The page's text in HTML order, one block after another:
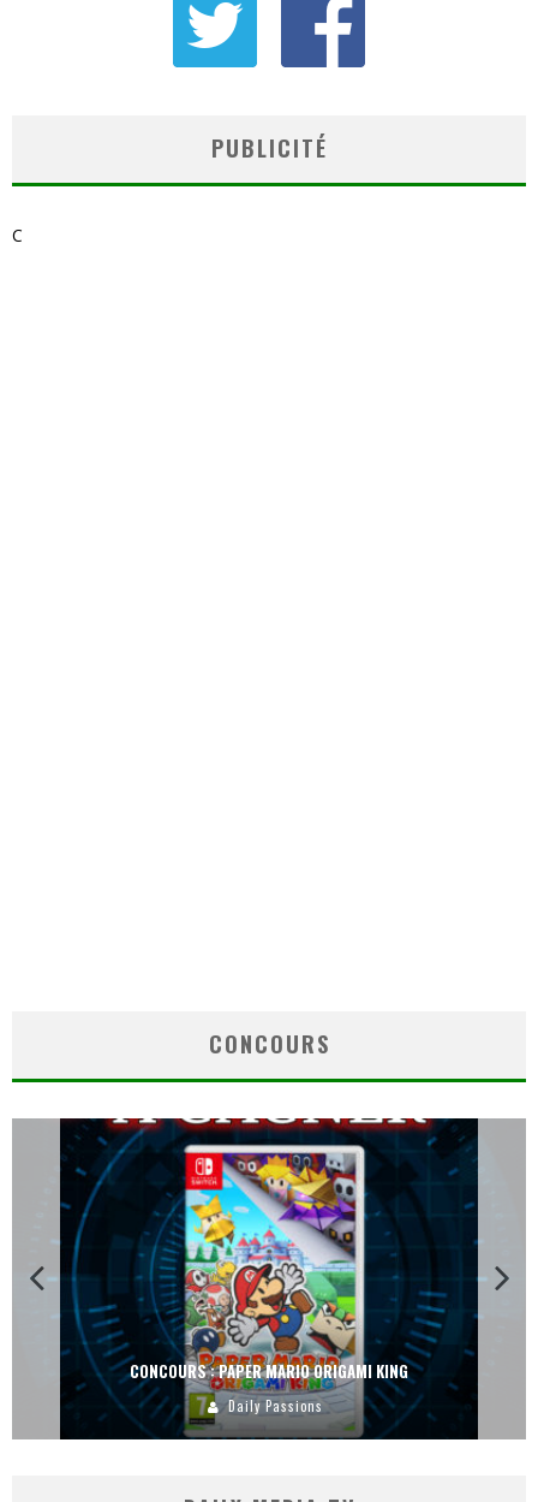
PUBLICITÉ
C
CONCOURS
CONCOURS : PAPER MARIO ORIGAMI KING
Daily Passions